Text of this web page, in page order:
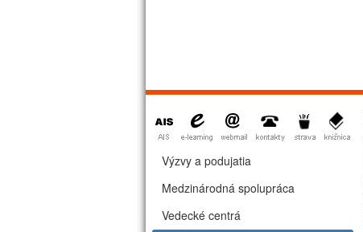
Výzvy a podujatia
Medzinárodná spolupráca
Vedecké centrá